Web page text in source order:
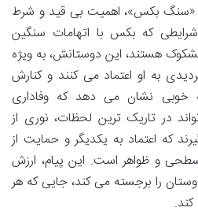
«سنگ بکس»، اهمیت بی قید و شرط
که بکس با اتهامات سنگین
هستند، این دوستانش، به ویژه
به او اعتماد می کنند و کنارش
خوبی نشان می دهد که وفاداری
در تاریک ترین لحظات، نوری از
که اعتماد به یکدیگر و حمایت از
و ظواهر است. این پیام، ارزش
را برجسته می کند، جایی که هر